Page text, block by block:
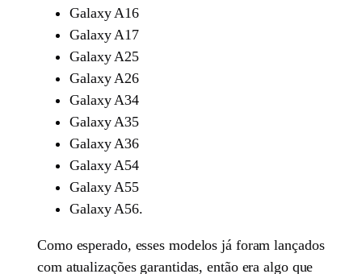
Galaxy A16
Galaxy A17
Galaxy A25
Galaxy A26
Galaxy A34
Galaxy A35
Galaxy A36
Galaxy A54
Galaxy A55
Galaxy A56.
Como esperado, esses modelos já foram lançados
com atualizações garantidas, então era algo que